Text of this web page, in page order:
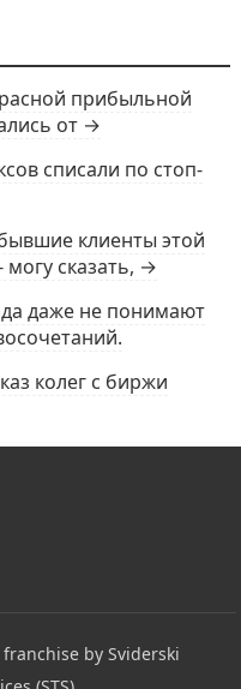
прибыльной
от →
списали по стоп-
клиенты этой
сказать, →
даже не понимают
колег с биржи
by Sviderski